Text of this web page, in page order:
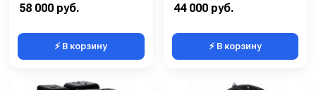
58 000 руб.
⚡ В корзину
44 000 руб.
⚡ В корзину